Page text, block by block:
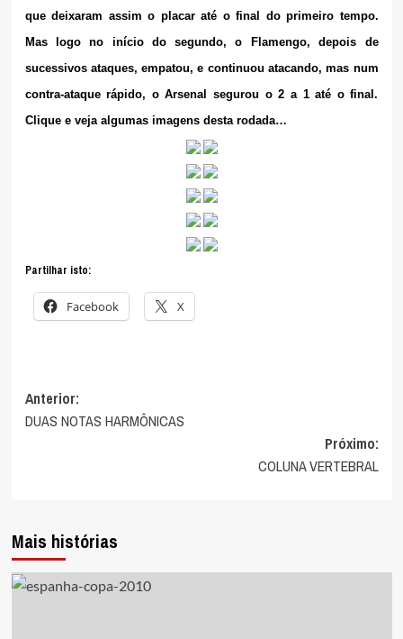
que deixaram assim o placar até o final do primeiro tempo.
Mas logo no início do segundo, o Flamengo, depois de
sucessivos ataques, empatou, e continuou atacando, mas num
contra-ataque rápido, o Arsenal segurou o 2 a 1 até o final.
Clique e veja algumas imagens desta rodada…
Partilhar isto:
Facebook X
Navegação
de
Anterior:
DUAS NOTAS HARMÔNICAS
Próximo:
COLUNA VERTEBRAL
Mais histórias